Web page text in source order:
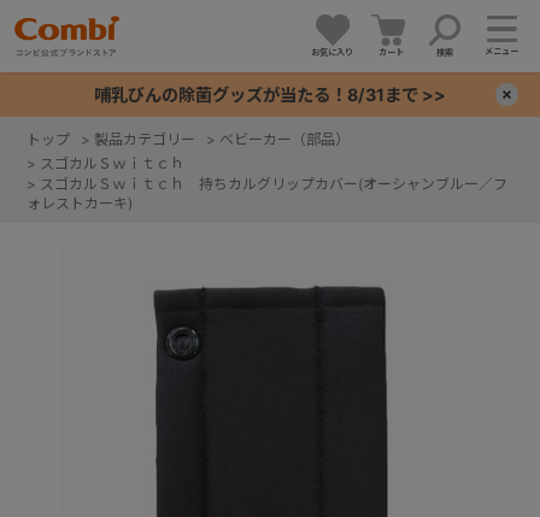
お気に入り カート 検索 メニュー
哺乳びんの除菌グッズが当たる！8/31まで >>
トップ > 製品カテゴリー > ベビーカー（部品）
> スゴカルＳｗｉｔｃｈ
> スゴカルＳｗｉｔｃｈ 持ちカルグリップカバー(オーシャンブルー／フ
ォレストカーキ)